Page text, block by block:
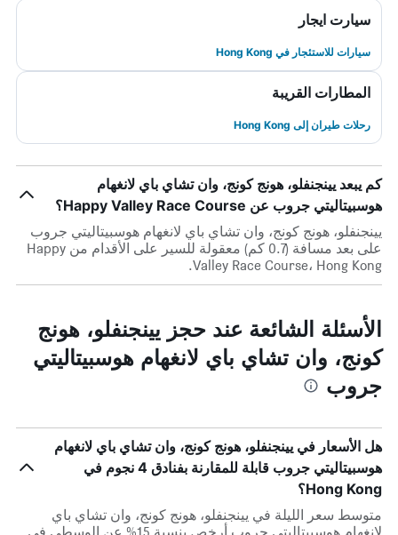
سيارت ايجار
سيارات للاستئجار في Hong Kong
المطارات القريبة
رحلات طيران إلى Hong Kong
كم يبعد يينجنفلو، هونج كونج، وان تشاي باي لانغهام
هوسبيتاليتي جروب عن Happy Valley Race Course؟
يينجنفلو، هونج كونج، وان تشاي باي لانغهام هوسبيتاليتي جروب
على بعد مسافة (0.7 كم) معقولة للسير على الأقدام من Happy
Valley Race Course، Hong Kong.
الأسئلة الشائعة عند حجز يينجنفلو، هونج
كونج، وان تشاي باي لانغهام هوسبيتاليتي
جروب
هل الأسعار في يينجنفلو، هونج كونج، وان تشاي باي لانغهام
هوسبيتاليتي جروب قابلة للمقارنة بفنادق 4 نجوم في
Hong Kong؟
متوسط سعر الليلة في يينجنفلو، هونج كونج، وان تشاي باي